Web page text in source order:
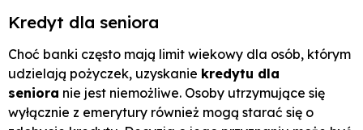
Kredyt dla seniora
Choć banki często mają limit wiekowy dla osób, którym
udzielają pożyczek, uzyskanie kredytu dla
seniora nie jest niemożliwe. Osoby utrzymujące się
wyłącznie z emerytury również mogą starać się o